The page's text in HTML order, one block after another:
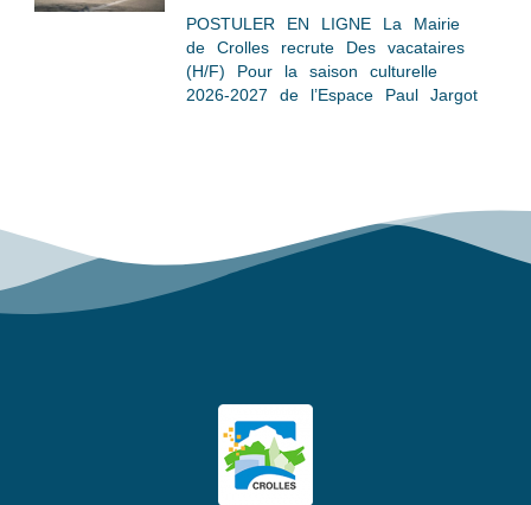
POSTULER EN LIGNE La Mairie
de Crolles recrute Des vacataires
(H/F) Pour la saison culturelle
2026-2027 de l’Espace Paul Jargot